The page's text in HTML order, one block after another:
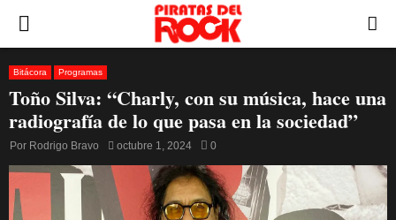
PRIMARY
MENU
Bitácora Programas
Toño Silva: “Charly, con su música, hace una
radiografía de lo que pasa en la sociedad”
Por Rodrigo Bravo octubre 1, 2024 0